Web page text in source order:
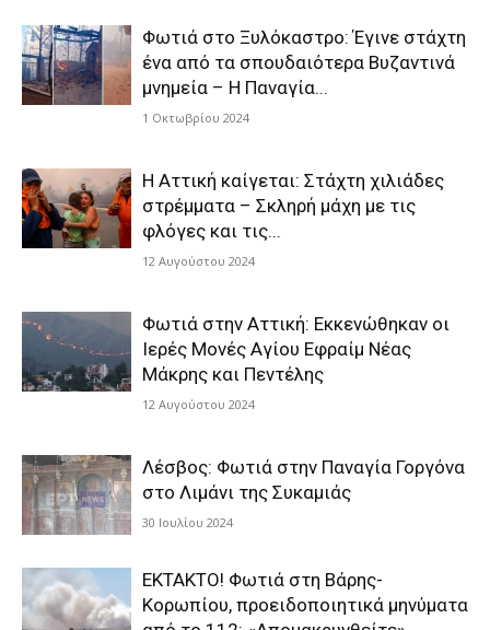
Φωτιά στο Ξυλόκαστρο: Έγινε στάχτη
ένα από τα σπουδαιότερα Βυζαντινά
μνημεία – Η Παναγία...
1 Οκτωβρίου 2024
Η Αττική καίγεται: Στάχτη χιλιάδες
στρέμματα – Σκληρή μάχη με τις
φλόγες και τις...
12 Αυγούστου 2024
Φωτιά στην Αττική: Εκκενώθηκαν οι
Ιερές Μονές Αγίου Εφραίμ Νέας
Μάκρης και Πεντέλης
12 Αυγούστου 2024
Λέσβος: Φωτιά στην Παναγία Γοργόνα
στο Λιμάνι της Συκαμιάς
30 Ιουλίου 2024
ΕΚΤΑΚΤΟ! Φωτιά στη Βάρης-
Κορωπίου, προειδοποιητικά μηνύματα